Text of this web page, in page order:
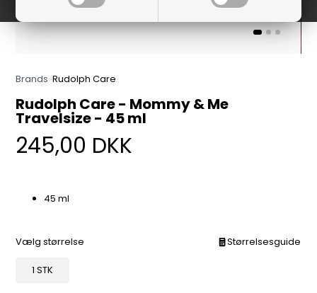
Brands»Rudolph Care
Rudolph Care - Mommy & Me
Travelsize - 45 ml
245,00 DKK
45 ml
Vælg størrelse Størrelsesguide
1 STK